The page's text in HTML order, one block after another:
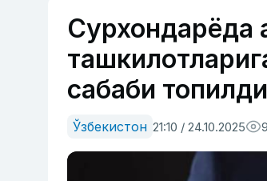
Сурхондарёда
сабаби топилди
Ўзбекистон 21:10 / 24.10.2025